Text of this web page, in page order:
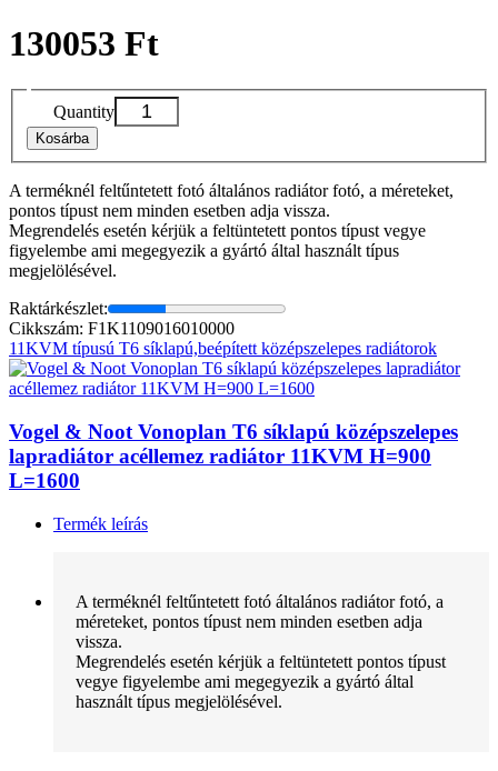
130053 Ft
Quantity
Kosárba
A terméknél feltűntetett fotó általános radiátor fotó, a méreteket,
pontos típust nem minden esetben adja vissza.
Megrendelés esetén kérjük a feltüntetett pontos típust vegye
figyelembe ami megegyezik a gyártó által használt típus
megjelölésével.
Raktárkészlet:
Cikkszám: F1K1109016010000
11KVM típusú T6 síklapú,beépített középszelepes radiátorok
Vogel & Noot Vonoplan T6 síklapú középszelepes
lapradiátor acéllemez radiátor 11KVM H=900
L=1600
Termék leírás
A terméknél feltűntetett fotó általános radiátor fotó, a
méreteket, pontos típust nem minden esetben adja
vissza.
Megrendelés esetén kérjük a feltüntetett pontos típust
vegye figyelembe ami megegyezik a gyártó által
használt típus megjelölésével.